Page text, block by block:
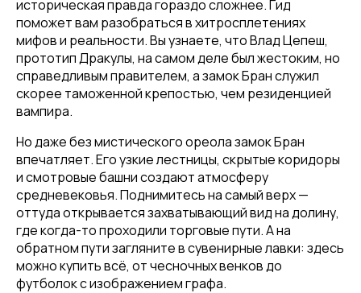
историческая правда гораздо сложнее. Гид
поможет вам разобраться в хитросплетениях
мифов и реальности. Вы узнаете, что Влад Цепеш,
прототип Дракулы, на самом деле был жестоким, но
справедливым правителем, а замок Бран служил
скорее таможенной крепостью, чем резиденцией
вампира.
Но даже без мистического ореола замок Бран
впечатляет. Его узкие лестницы, скрытые коридоры
и смотровые башни создают атмосферу
средневековья. Поднимитесь на самый верх —
оттуда открывается захватывающий вид на долину,
где когда-то проходили торговые пути. А на
обратном пути загляните в сувенирные лавки: здесь
можно купить всё, от чесночных венков до
футболок с изображением графа.